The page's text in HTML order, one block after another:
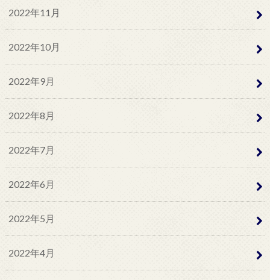
2022年11月
2022年10月
2022年9月
2022年8月
2022年7月
2022年6月
2022年5月
2022年4月